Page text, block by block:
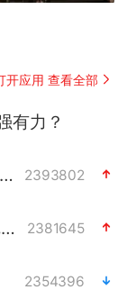
开应用 查看全部
有力？
台风白海豚体型变大近似13个浙江面积 2393802
97岁英国奶奶飞上天再破吉尼斯纪录 2381645
2354396